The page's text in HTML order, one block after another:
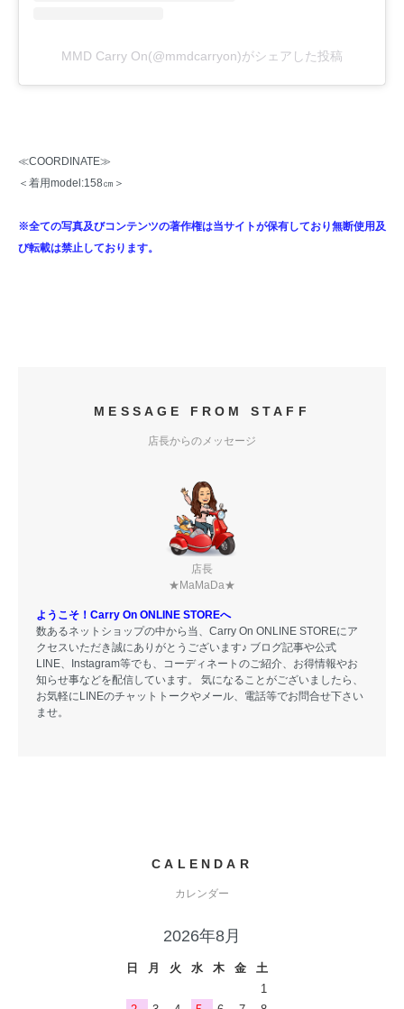
MMD Carry On(@mmdcarryon)がシェアした投稿
≪COORDINATE≫
＜着用model:158㎝＞
※全ての写真及びコンテンツの著作権は当サイトが保有しており無断使用及
び転載は禁止しております。
MESSAGE FROM STAFF
店長からのメッセージ
店長
★MaMaDa★
ようこそ！Carry On ONLINE STOREへ
数あるネットショップの中から当、Carry On ONLINE STOREにア
クセスいただき誠にありがとうございます♪ ブログ記事や公式
LINE、Instagram等でも、コーディネートのご紹介、お得情報やお
知らせ事などを配信しています。 気になることがございましたら、
お気軽にLINEのチャットトークやメール、電話等でお問合せ下さい
ませ。
CALENDAR
カレンダー
2026年8月
日 月 火 水 木 金
土
1